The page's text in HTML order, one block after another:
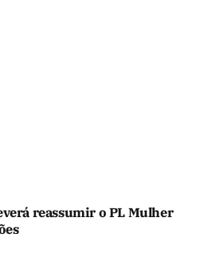
reassumir o PL Mulher